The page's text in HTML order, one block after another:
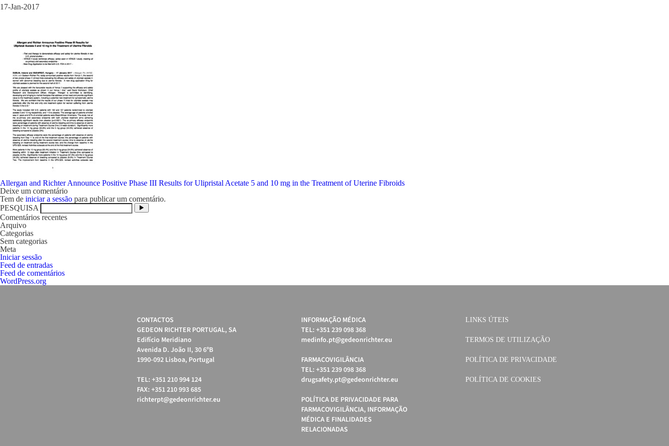
17-Jan-2017
Navegação
de
artigos
Allergan and Richter Announce Positive Phase III Results for Ulipristal Acetate 5 and 10 mg in the Treatment of Uterine Fibroids
Deixe um comentário
Tem de iniciar a sessão para publicar um comentário.
PESQUISA
Comentários recentes
Arquivo
Categorias
Sem categorias
Meta
Iniciar sessão
Feed de entradas
Feed de comentários
WordPress.org
CONTACTOS
GEDEON RICHTER PORTUGAL, SA
Edifício Meridiano
Avenida D. João II, 30 6ºB
1990-092 Lisboa, Portugal
TEL: +351 210 994 124
FAX: +351 210 993 685
richterpt@gedeonrichter.eu
INFORMAÇÃO MÉDICA
TEL: +351 239 098 368
medinfo.pt@gedeonrichter.eu
FARMACOVIGILÂNCIA
TEL: +351 239 098 368
drugsafety.pt@gedeonrichter.eu
POLÍTICA DE PRIVACIDADE PARA
FARMACOVIGILÂNCIA, INFORMAÇÃO
MÉDICA E FINALIDADES
RELACIONADAS
LINKS ÚTEIS
TERMOS DE UTILIZAÇÃO
POLÍTICA DE PRIVACIDADE
POLÍTICA DE COOKIES